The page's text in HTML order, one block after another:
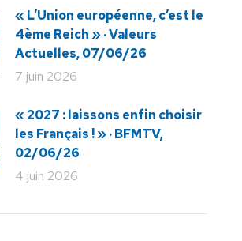
« L’Union européenne, c’est le
4ème Reich » · Valeurs
Actuelles, 07/06/26
7 juin 2026
« 2027 : laissons enfin choisir
les Français ! » · BFMTV,
02/06/26
4 juin 2026